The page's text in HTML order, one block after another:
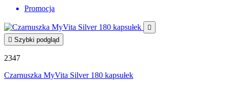
Promocja

 Szybki podgląd
2347
Czarnuszka MyVita Silver 180 kapsułek